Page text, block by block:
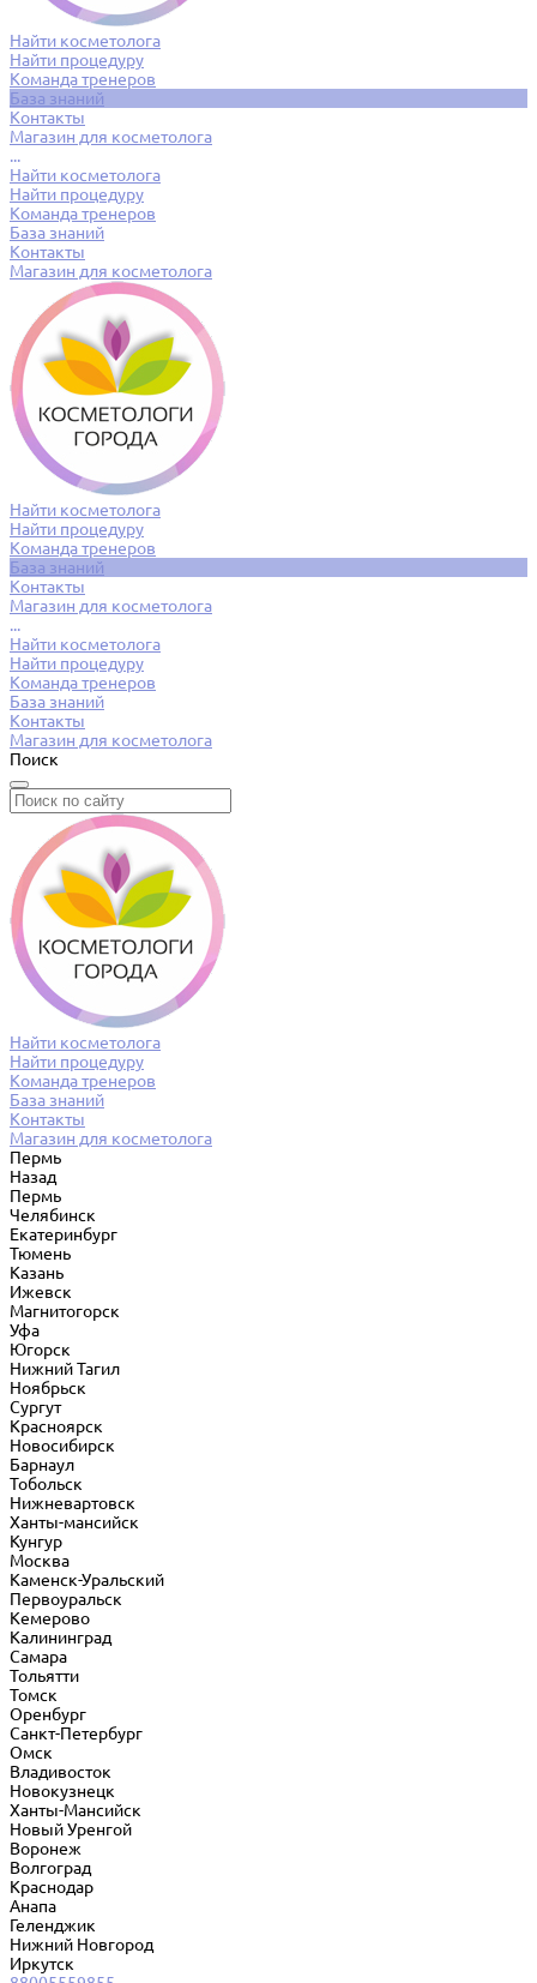
Найти косметолога
Найти процедуру
Команда тренеров
База знаний
Контакты
Магазин для косметолога
...
Найти косметолога
Найти процедуру
Команда тренеров
База знаний
Контакты
Магазин для косметолога
Найти косметолога
Найти процедуру
Команда тренеров
База знаний
Контакты
Магазин для косметолога
...
Найти косметолога
Найти процедуру
Команда тренеров
База знаний
Контакты
Магазин для косметолога
Поиск
Найти косметолога
Найти процедуру
Команда тренеров
База знаний
Контакты
Магазин для косметолога
Пермь
Назад
Пермь
Челябинск
Екатеринбург
Тюмень
Казань
Ижевск
Магнитогорск
Уфа
Югорск
Нижний Тагил
Ноябрьск
Сургут
Красноярск
Новосибирск
Барнаул
Тобольск
Нижневартовск
Ханты-мансийск
Кунгур
Москва
Каменск-Уральский
Первоуральск
Кемерово
Калининград
Самара
Тольятти
Томск
Оренбург
Санкт-Петербург
Омск
Владивосток
Новокузнецк
Ханты-Мансийск
Новый Уренгой
Воронеж
Волгоград
Краснодар
Анапа
Геленджик
Нижний Новгород
Иркутск